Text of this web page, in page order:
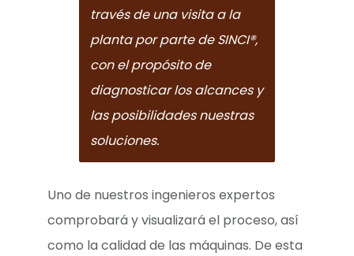
través de una visita a la
planta por parte de SINCI®,
con el propósito de
diagnosticar los alcances y
las posibilidades nuestras
soluciones.
Uno de nuestros ingenieros expertos
comprobará y visualizará el proceso, así
como la calidad de las máquinas. De esta